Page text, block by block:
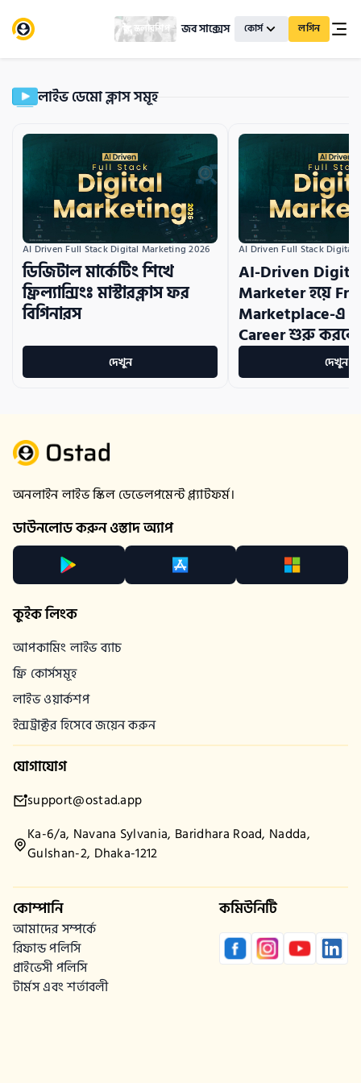
স্কলারশিপ জব সাক্সেস কোর্স লগিন
লাইভ ডেমো ক্লাস সমূহ
AI Driven Full Stack Digital Marketing 2026
ডিজিটাল মার্কেটিং শিখে
ফ্রিল্যান্সিংঃ মাস্টারক্লাস ফর
বিগিনারস
দেখুন
AI Driven Full Stack Digital
AI-Driven
Marketer হয়ে
Marketplace-এ
Career শুরু
দেখুন
অনলাইন লাইভ স্কিল ডেভেলপমেন্ট প্ল্যাটফর্ম।
ডাউনলোড করুন ওস্তাদ অ্যাপ
কুইক লিংক
আপকামিং লাইভ ব্যাচ
ফ্রি কোর্সসমূহ
লাইভ ওয়ার্কশপ
ইন্সট্রাক্টর হিসেবে জয়েন করুন
যোগাযোগ
support@ostad.app
Ka-6/a, Navana Sylvania, Baridhara Road, Nadda,
Gulshan-2, Dhaka-1212
কোম্পানি
আমাদের সম্পর্কে
রিফান্ড পলিসি
প্রাইভেসী পলিসি
টার্মস এবং শর্তাবলী
কমিউনিটি